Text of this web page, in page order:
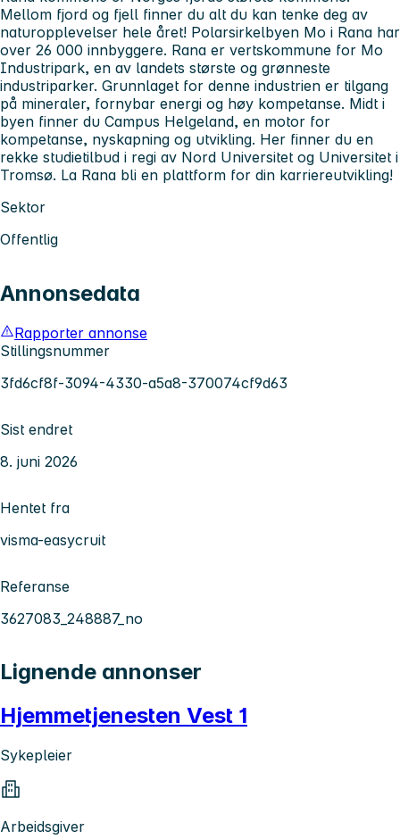
Mellom fjord og fjell finner du alt du kan tenke deg av
naturopplevelser hele året! Polarsirkelbyen Mo i Rana har
over 26 000 innbyggere. Rana er vertskommune for Mo
Industripark, en av landets største og grønneste
industriparker. Grunnlaget for denne industrien er tilgang
på mineraler, fornybar energi og høy kompetanse. Midt i
byen finner du Campus Helgeland, en motor for
kompetanse, nyskapning og utvikling. Her finner du en
rekke studietilbud i regi av Nord Universitet og Universitet i
Tromsø. La Rana bli en plattform for din karriereutvikling!
Sektor
Offentlig
Annonsedata
Rapporter annonse
Stillingsnummer
3fd6cf8f-3094-4330-a5a8-370074cf9d63
Sist endret
8. juni 2026
Hentet fra
visma-easycruit
Referanse
3627083_248887_no
Lignende annonser
Hjemmetjenesten Vest 1
Sykepleier
Arbeidsgiver